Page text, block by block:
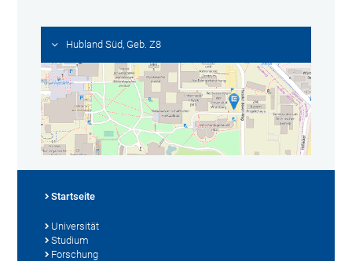
Hubland Süd, Geb. Z8
Startseite
Universität
Studium
Forschung